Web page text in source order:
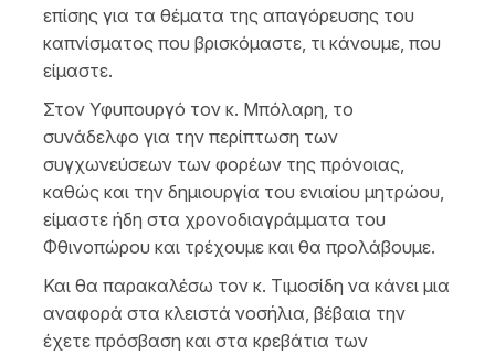
επίσης για τα θέματα της απαγόρευσης του
καπνίσματος που βρισκόμαστε, τι κάνουμε, που
είμαστε.
Στον Υφυπουργό τον κ. Μπόλαρη, το
συνάδελφο για την περίπτωση των
συγχωνεύσεων των φορέων της πρόνοιας,
καθώς και την δημιουργία του ενιαίου μητρώου,
είμαστε ήδη στα χρονοδιαγράμματα του
Φθινοπώρου και τρέχουμε και θα προλάβουμε.
Και θα παρακαλέσω τον κ. Τιμοσίδη να κάνει μια
αναφορά στα κλειστά νοσήλια, βέβαια την
έχετε πρόσβαση και στα κρεβάτια των